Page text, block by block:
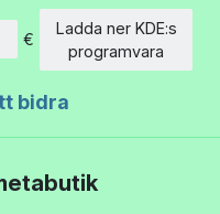
€
Ladda ner KDE:s
programvara
bidra